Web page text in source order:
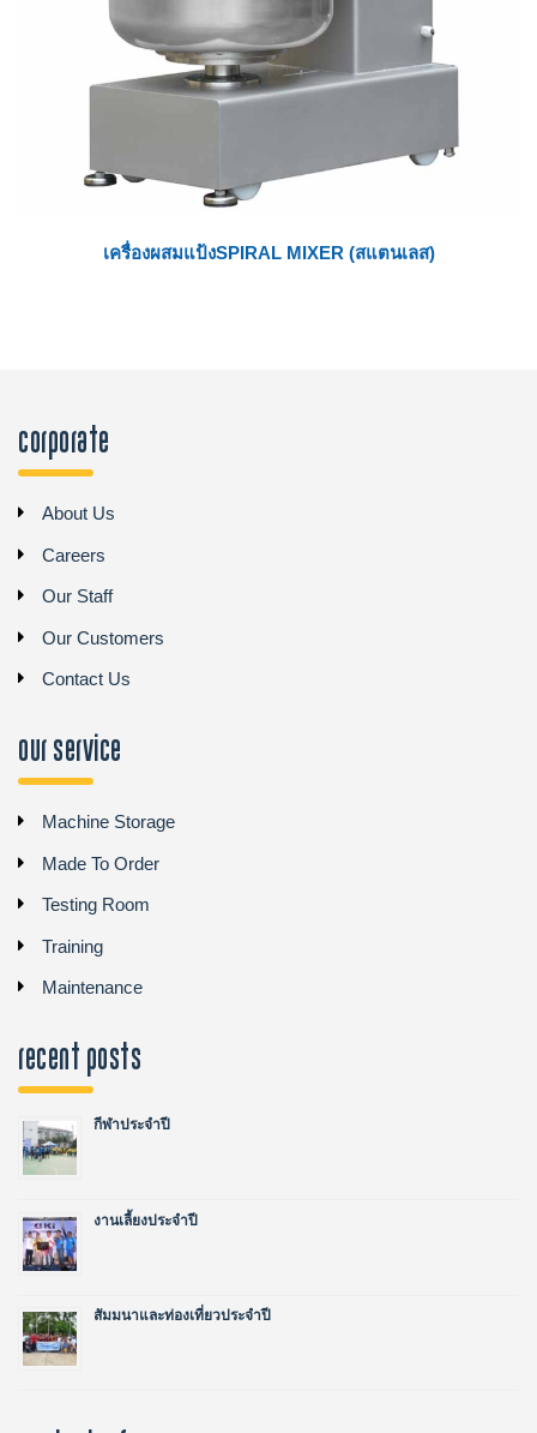
เครื่องผสมแป้งSPIRAL MIXER (สแตนเลส)
Corporate
About Us
Careers
Our Staff
Our Customers
Contact Us
Our Service
Machine Storage
Made To Order
Testing Room
Training
Maintenance
recent posts
กีฬาประจำปี
งานเลี้ยงประจำปี
สัมมนาและท่องเที่ยวประจำปี